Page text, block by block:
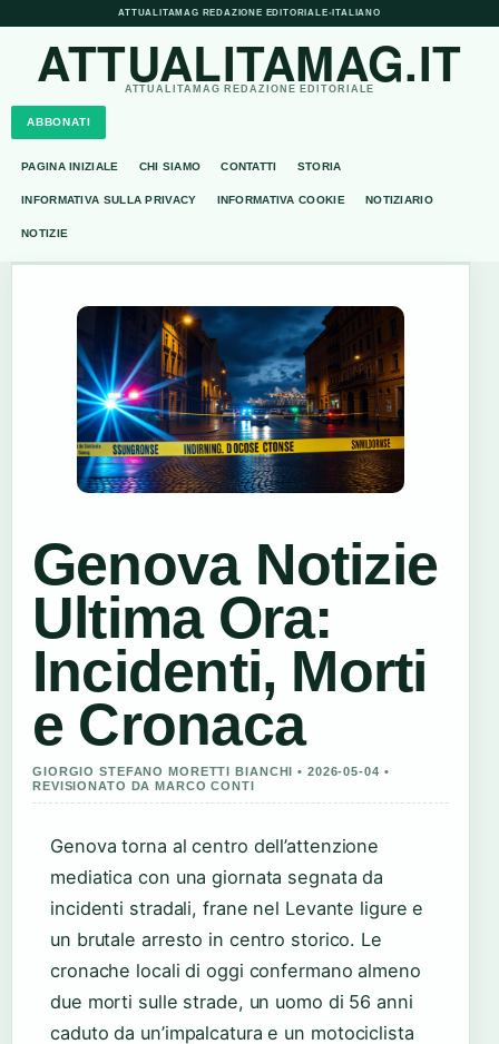
ATTUALITAMAG REDAZIONE EDITORIALE• ITALIANO
ATTUALITAMAG.IT
ATTUALITAMAG REDAZIONE EDITORIALE
ABBONATI
PAGINA INIZIALE CHI SIAMO CONTATTI STORIA
INFORMATIVA SULLA PRIVACY INFORMATIVA COOKIE NOTIZIARIO
NOTIZIE
Genova Notizie
Ultima Ora:
Incidenti, Morti
e Cronaca
GIORGIO STEFANO MORETTI BIANCHI • 2026-05-04 •
REVISIONATO DA MARCO CONTI
Genova torna al centro dell’attenzione
mediatica con una giornata segnata da
incidenti stradali, frane nel Levante ligure e
un brutale arresto in centro storico. Le
cronache locali di oggi confermano almeno
due morti sulle strade, un uomo di 56 anni
caduto da un’impalcatura e un motociclista